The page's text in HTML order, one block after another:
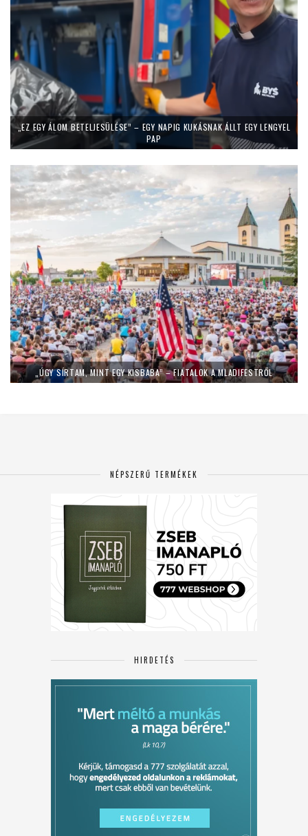
„EZ EGY ÁLOM BETELJESÜLÉSE” – EGY NAPIG KUKÁSNAK ÁLLT EGY LENGYEL
PAP
„ÚGY SÍRTAM, MINT EGY KISBABA” – FIATALOK A MLADIFESTRŐL
NÉPSZERŰ TERMÉKEK
HIRDETÉS